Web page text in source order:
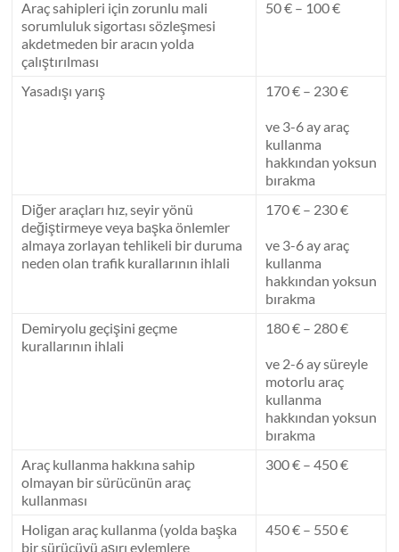
Araç sahipleri için zorunlu mali
sorumluluk sigortası sözleşmesi
akdetmeden bir aracın yolda
çalıştırılması
50 € – 100 €
Yasadışı yarış 170 € – 230 €
ve 3-6 ay araç
kullanma
hakkından yoksun
bırakma
Diğer araçları hız, seyir yönü
değiştirmeye veya başka önlemler
almaya zorlayan tehlikeli bir duruma
neden olan trafik kurallarının ihlali
170 € – 230 €
ve 3-6 ay araç
kullanma
hakkından yoksun
bırakma
Demiryolu geçişini geçme
kurallarının ihlali
180 € – 280 €
ve 2-6 ay süreyle
motorlu araç
kullanma
hakkından yoksun
bırakma
Araç kullanma hakkına sahip
olmayan bir sürücünün araç
kullanması
300 € – 450 €
Holigan araç kullanma (yolda başka
bir sürücüyü aşırı eylemlere
450 € – 550 €